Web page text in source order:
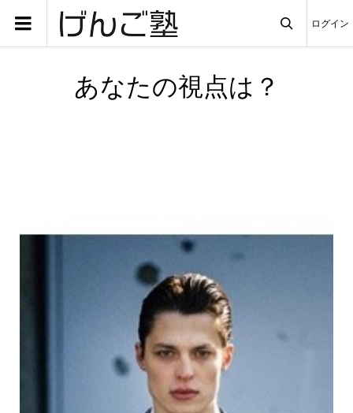
ログイン
あなたの視点は？